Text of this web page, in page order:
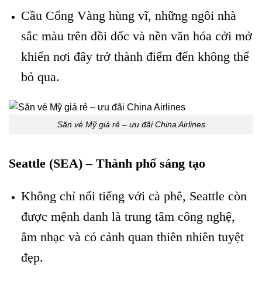
Cầu Cổng Vàng hùng vĩ, những ngôi nhà
sắc màu trên đồi dốc và nền văn hóa cởi mở
khiến nơi đây trở thành điểm đến không thể
bỏ qua.
Săn vé Mỹ giá rẻ – ưu đãi China Airlines
Seattle (SEA) – Thành phố sáng tạo
Không chỉ nổi tiếng với cà phê, Seattle còn
được mệnh danh là trung tâm công nghệ,
âm nhạc và có cảnh quan thiên nhiên tuyệt
đẹp.